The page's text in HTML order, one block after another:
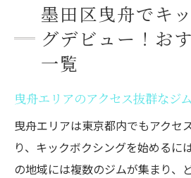
墨田区曳舟でキ
グデビュー！お
一覧
曳舟エリアのアクセス抜群なジム
曳舟エリアは東京都内でもアクセ
り、キックボクシングを始めるに
の地域には複数のジムが集まり、